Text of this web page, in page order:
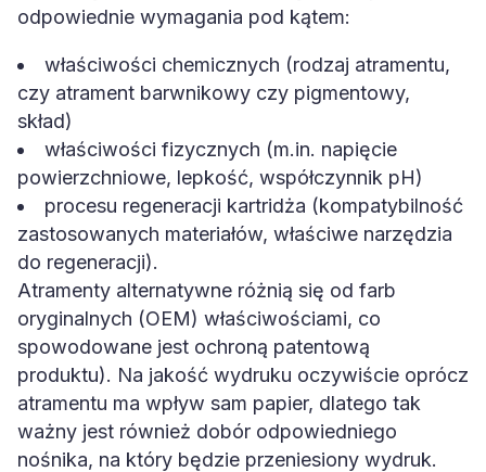
odpowiednie wymagania pod kątem:
właściwości chemicznych (rodzaj atramentu,
czy atrament barwnikowy czy pigmentowy,
skład)
właściwości fizycznych (m.in. napięcie
powierzchniowe, lepkość, współczynnik pH)
procesu regeneracji kartridża (kompatybilność
zastosowanych materiałów, właściwe narzędzia
do regeneracji).
Atramenty alternatywne różnią się od farb
oryginalnych (OEM) właściwościami, co
spowodowane jest ochroną patentową
produktu). Na jakość wydruku oczywiście oprócz
atramentu ma wpływ sam papier, dlatego tak
ważny jest również dobór odpowiedniego
nośnika, na który będzie przeniesiony wydruk.